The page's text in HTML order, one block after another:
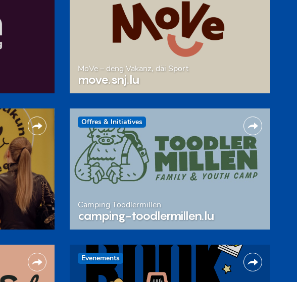
MoVe – deng Vakanz, däi Sport
move.snj.lu
Offres & Initiatives
Camping Toodlermillen
camping-toodlermillen.lu
Evenements